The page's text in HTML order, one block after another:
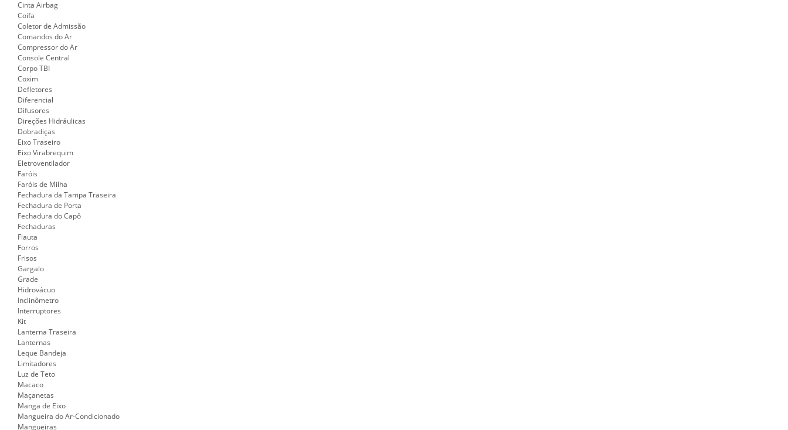
Cinta Airbag
Coifa
Coletor de Admissão
Comandos do Ar
Compressor do Ar
Console Central
Corpo TBI
Coxim
Defletores
Diferencial
Difusores
Direções Hidráulicas
Dobradiças
Eixo Traseiro
Eixo Virabrequim
Eletroventilador
Faróis
Faróis de Milha
Fechadura da Tampa Traseira
Fechadura de Porta
Fechadura do Capô
Fechaduras
Flauta
Forros
Frisos
Gargalo
Grade
Hidrovácuo
Inclinômetro
Interruptores
Kit
Lanterna Traseira
Lanternas
Leque Bandeja
Limitadores
Luz de Teto
Macaco
Maçanetas
Manga de Eixo
Mangueira do Ar-Condicionado
Mangueiras